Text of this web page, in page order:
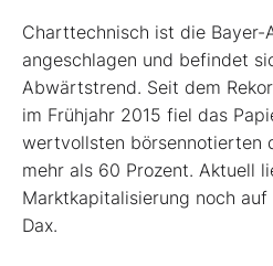
Charttechnisch ist die Bayer-
angeschlagen und befindet
Abwärtstrend. Seit dem
im Frühjahr 2015 fiel das
wertvollsten börsennotierten
mehr als 60 Prozent. Aktuell
Marktkapitalisierung noch
Dax.